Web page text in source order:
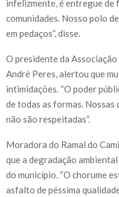
infelizmente, é entregue de
comunidades. Nosso polo
em pedaços”, disse.
O presidente da
André Peres, alertou que
intimidações. “O poder
de todas as formas. Nossas
não são respeitadas”.
Moradora do Ramal do
que a degradação
do município. “O chorume
asfalto de péssima